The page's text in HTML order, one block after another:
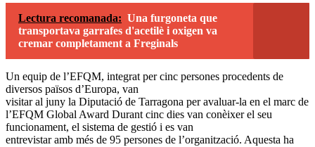
Lectura recomanada: Una furgoneta que
transportava garrafes d'acetilè i oxigen va
cremar completament a Freginals
Un equip de l’EFQM, integrat per cinc persones procedents de
diversos països d’Europa, van
visitar al juny la Diputació de Tarragona per avaluar-la en el marc de
l’EFQM Global Award Durant cinc dies van conèixer el seu
funcionament, el sistema de gestió i es van
entrevistar amb més de 95 persones de l’organització. Aquesta ha